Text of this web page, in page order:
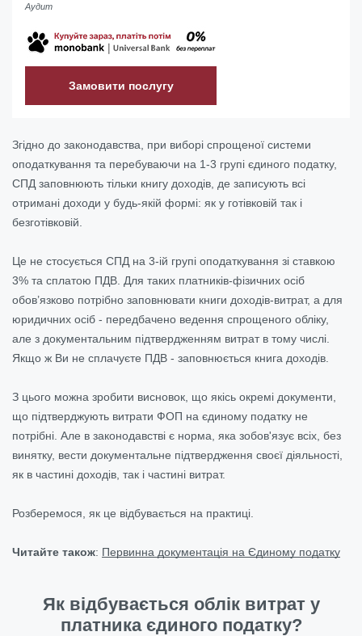
Аудит
Замовити послугу
Згідно до законодавства, при виборі спрощеної системи
оподаткування та перебуваючи на 1-3 групі єдиного податку,
СПД заповнюють тільки книгу доходів, де записують всі
отримані доходи у будь-якій формі: як у готівковій так і
безготівковій.
Це не стосується СПД на 3-ій групі оподаткування зі ставкою
3% та сплатою ПДВ. Для таких платників-фізичних осіб
обов’язково потрібно заповнювати книги доходів-витрат, а для
юридичних осіб - передбачено ведення спрощеного обліку,
але з документальним підтвердженням витрат в тому числі.
Якщо ж Ви не сплачуєте ПДВ - заповнюється книга доходів.
З цього можна зробити висновок, що якісь окремі документи,
що підтверджують витрати ФОП на єдиному податку не
потрібні. Але в законодавстві є норма, яка зобов'язує всіх, без
винятку, вести документальне підтвердження своєї діяльності,
як в частині доходів, так і частині витрат.
Розберемося, як це відбувається на практиці.
Читайте також: Первинна документація на Єдиному податку
Як відбувається облік витрат у
платника єдиного податку?